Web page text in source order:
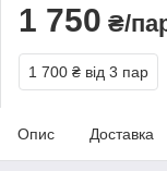
1 750 ₴/
1 700 ₴ від 3 пар
Опис Доставка